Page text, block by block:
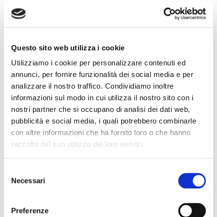
Questo sito web utilizza i cookie
Utilizziamo i cookie per personalizzare contenuti ed
annunci, per fornire funzionalità dei social media e per
analizzare il nostro traffico. Condividiamo inoltre
informazioni sul modo in cui utilizza il nostro sito con i
nostri partner che si occupano di analisi dei dati web,
pubblicità e social media, i quali potrebbero combinarle
con altre informazioni che ha fornito loro o che hanno
raccolto dal suo utilizzo dei loro servizi.
delNecessari
Preferenze
Umani Ronchi
Unterortl – Castel Juval
Vajra G.D.
Vignalta
Villa Matilde
Villa Sandi
Villa Sparina
Zaccagnini
Zenato
Zeni Fratelli
Modalità di partecipazione al banco d’assaggio:
buon accesso alle degustazioni, gli ingressi saranno su